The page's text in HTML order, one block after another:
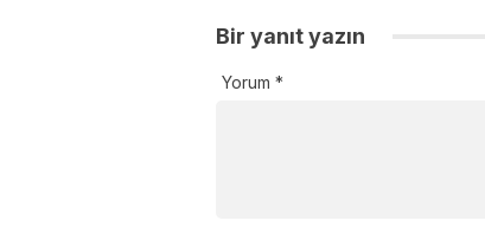
Bir yanıt yazın
Yorum *